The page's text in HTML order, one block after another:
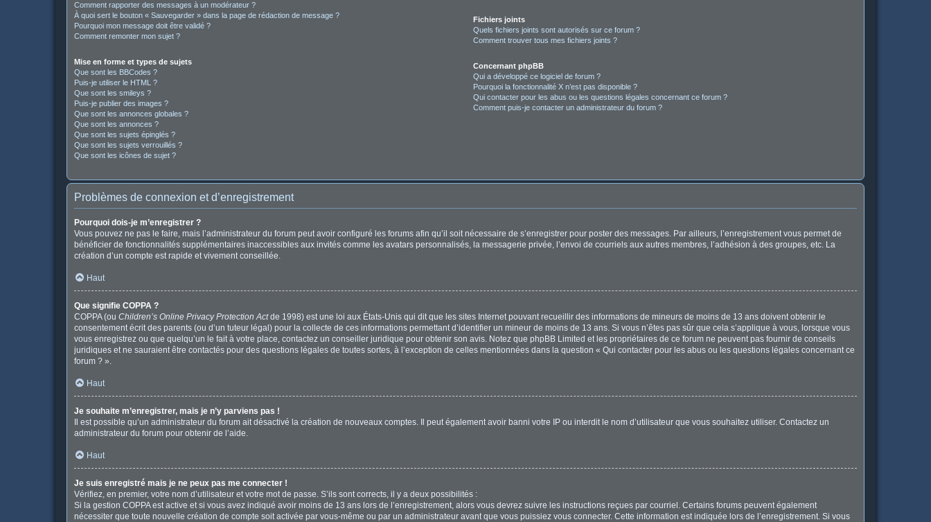
Comment rapporter des messages à un modérateur ?
À quoi sert le bouton « Sauvegarder » dans la page de rédaction de message ?
Pourquoi mon message doit être validé ?
Comment remonter mon sujet ?
Mise en forme et types de sujets
Que sont les BBCodes ?
Puis-je utiliser le HTML ?
Que sont les smileys ?
Puis-je publier des images ?
Que sont les annonces globales ?
Que sont les annonces ?
Que sont les sujets épinglés ?
Que sont les sujets verrouillés ?
Que sont les icônes de sujet ?
Fichiers joints
Quels fichiers joints sont autorisés sur ce forum ?
Comment trouver tous mes fichiers joints ?
Concernant phpBB
Qui a développé ce logiciel de forum ?
Pourquoi la fonctionnalité X n’est pas disponible ?
Qui contacter pour les abus ou les questions légales concernant ce forum ?
Comment puis-je contacter un administrateur du forum ?
Problèmes de connexion et d’enregistrement
Pourquoi dois-je m’enregistrer ?
Vous pouvez ne pas le faire, mais l’administrateur du forum peut avoir configuré les forums afin qu’il soit nécessaire de s’enregistrer pour poster des messages. Par ailleurs, l’enregistrement vous permet de
bénéficier de fonctionnalités supplémentaires inaccessibles aux invités comme les avatars personnalisés, la messagerie privée, l’envoi de courriels aux autres membres, l’adhésion à des groupes, etc. La
création d’un compte est rapide et vivement conseillée.
Haut
Que signifie COPPA ?
COPPA (ou Children’s Online Privacy Protection Actde 1998) est une loi aux États-Unis qui dit que les sites Internet pouvant recueillir des informations de mineurs de moins de 13 ans doivent obtenir le
consentement écrit des parents (ou d’un tuteur légal) pour la collecte de ces informations permettant d’identifier un mineur de moins de 13 ans. Si vous n’êtes pas sûr que cela s’applique à vous, lorsque vous
vous enregistrez ou que quelqu’un le fait à votre place, contactez un conseiller juridique pour obtenir son avis. Notez que phpBB Limited et les propriétaires de ce forum ne peuvent pas fournir de conseils
juridiques et ne sauraient être contactés pour des questions légales de toutes sortes, à l’exception de celles mentionnées dans la question « Qui contacter pour les abus ou les questions légales concernant ce
forum ? ».
Haut
Je souhaite m’enregistrer, mais je n’y parviens pas !
Il est possible qu’un administrateur du forum ait désactivé la création de nouveaux comptes. Il peut également avoir banni votre IP ou interdit le nom d’utilisateur que vous souhaitez utiliser. Contactez un
administrateur du forum pour obtenir de l’aide.
Haut
Je suis enregistré mais je ne peux pas me connecter !
Vérifiez, en premier, votre nom d’utilisateur et votre mot de passe. S’ils sont corrects, il y a deux possibilités :
Si la gestion COPPA est active et si vous avez indiqué avoir moins de 13 ans lors de l’enregistrement, alors vous devrez suivre les instructions reçues par courriel. Certains forums peuvent également
nécessiter que toute nouvelle création de compte soit activée par vous-même ou par un administrateur avant que vous puissiez vous connecter. Cette information est indiquée lors de l’enregistrement. Si vous